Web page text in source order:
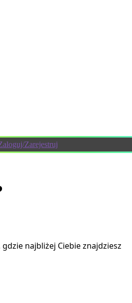
Zarejestruj
gdzie najbliżej Ciebie znajdziesz